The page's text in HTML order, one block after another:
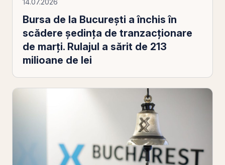
14.07.2026
Bursa de la București a închis în
scădere ședința de tranzacționare
de marți. Rulajul a sărit de 213
milioane de lei